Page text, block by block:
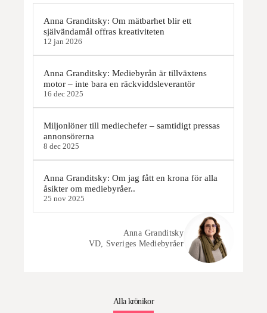
Anna Granditsky
VD, Sveriges Mediebyråer
Anna Granditsky: Om mätbarhet blir ett
självändamål offras kreativiteten
12 jan 2026
Anna Granditsky: Mediebyrån är tillväxtens
motor – inte bara en räckviddsleverantör
16 dec 2025
Miljonlöner till mediechefer – samtidigt pressas
annonsörerna
8 dec 2025
Anna Granditsky: Om jag fått en krona för alla
åsikter om mediebyråer..
25 nov 2025
Alla krönikor